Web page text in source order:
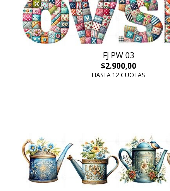
FJ PW 03
$2.900,00
HASTA 12 CUOTAS